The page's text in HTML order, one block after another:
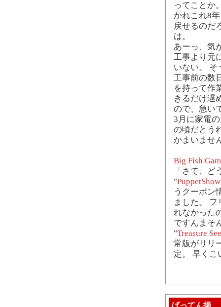
ってことか
かれこれ8
戻せるのだ
は。
あーっ、気
工事より元
いない。 そ
工事前の数
を持って作
きるだけ遅
ので、急い
3月に家電
の頃だとう
かまいませ
Big Fish
「さて、
"
うクーポン
ました。
れなかった
ですんまそ
"Treasure
常版がリリ
定。 早くこ